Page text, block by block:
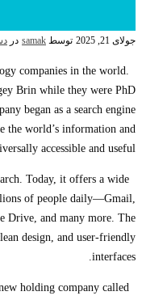
جولای 21, 2025 توسط samak در
companies in the world.
Brin while they were PhD
began as a search engine
the world’s information and
accessible and useful.
Today, it offers a wide
of people daily—Gmail,
Drive, and many more. The
design, and user-friendly
interfaces.
holding company called